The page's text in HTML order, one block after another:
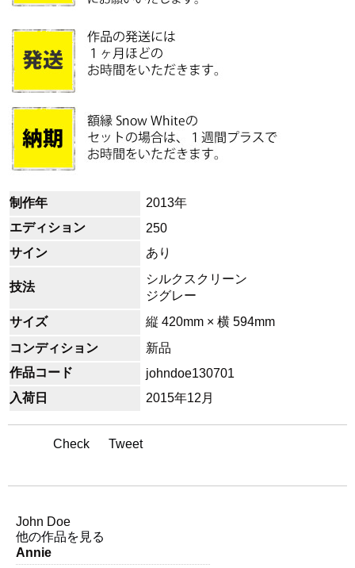
制作年
2013年
エディション
250
サイン
あり
技法
シルクスクリーン
ジグレー
サイズ
縦 420mm × 横 594mm
コンディション
新品
作品コード
johndoe130701
入荷日
2015年12月
Check Tweet
John Doe
他の作品を見る
Annie